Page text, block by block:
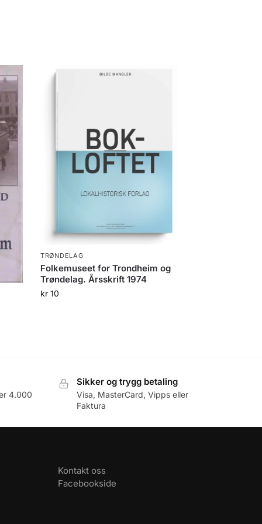
TRØNDELAG
Folkemuseet for Trondheim og
Trøndelag. Årsskrift 1974
kr 10
4.000
Sikker og trygg betaling
Visa, MasterCard, Vipps eller
Faktura
Kontakt oss
Facebookside